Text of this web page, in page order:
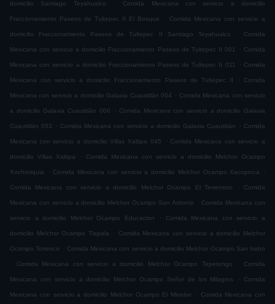
domicilio Santiago Teyahualco . Comida Mexicana con servicio a domicilio
Fraccionamiento Paseos de Tultepec II El Bosque . Comida Mexicana con servicio a
domicilio Fraccionamiento Paseos de Tultepec II Santiago Teyahualco . Comida
Mexicana con servicio a domicilio Fraccionamiento Paseos de Tultepec II 001 . Comida
Mexicana con servicio a domicilio Fraccionamiento Paseos de Tultepec II 011 . Comida
Mexicana con servicio a domicilio Fraccionamiento Paseos de Tultepec II . Comida
Mexicana con servicio a domicilio Galaxia Cuautitlán 004 . Comida Mexicana con servicio
a domicilio Galaxia Cuautitlán 006 . Comida Mexicana con servicio a domicilio Galaxia
Cuautitlán 053 . Comida Mexicana con servicio a domicilio Galaxia Cuautitlán . Comida
Mexicana con servicio a domicilio Villas Xaltipa 045 . Comida Mexicana con servicio a
domicilio Villas Xaltipa . Comida Mexicana con servicio a domicilio Melchor Ocampo
Xochimiquia . Comida Mexicana con servicio a domicilio Melchor Ocampo Xacopinca .
Comida Mexicana con servicio a domicilio Melchor Ocampo El Terremoto . Comida
Mexicana con servicio a domicilio Melchor Ocampo San Antonio . Comida Mexicana con
servicio a domicilio Melchor Ocampo Educacion . Comida Mexicana con servicio a
domicilio Melchor Ocampo Tlapala . Comida Mexicana con servicio a domicilio Melchor
Ocampo Torresco . Comida Mexicana con servicio a domicilio Melchor Ocampo San Isidro
.
Comida Mexicana con servicio a domicilio Melchor Ocampo Tepetongo . Comida
Mexicana con servicio a domicilio Melchor Ocampo Señor de los Milagros . Comida
Mexicana con servicio a domicilio Melchor Ocampo El Mirador . Comida Mexicana con